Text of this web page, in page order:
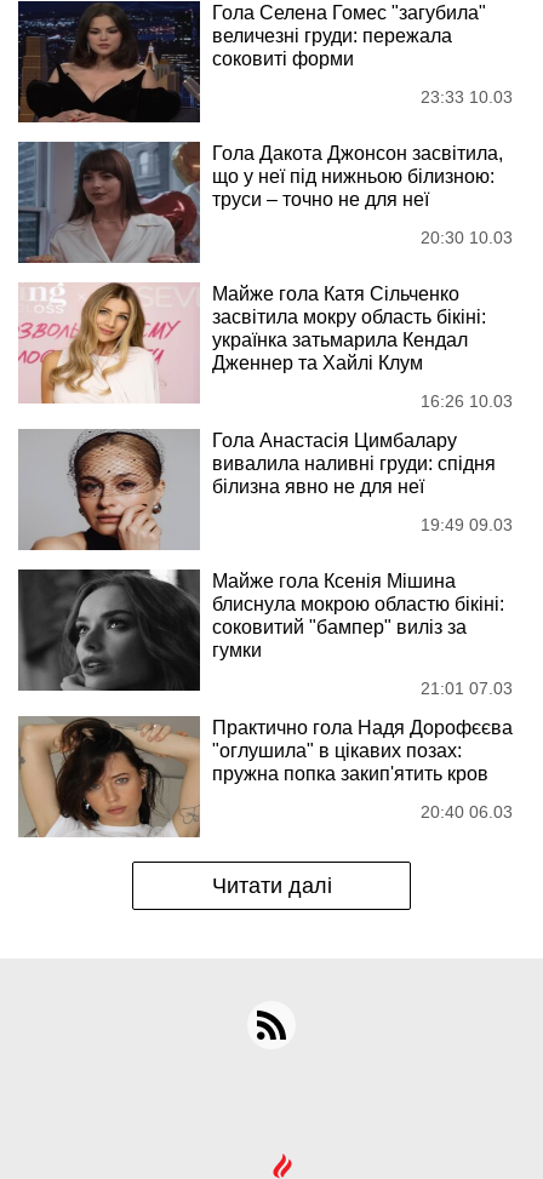
Гола Селена Гомес "загубила"
величезні груди: пережала
соковиті форми
23:33 10.03
Гола Дакота Джонсон засвітила,
що у неї під нижньою білизною:
труси – точно не для неї
20:30 10.03
Майже гола Катя Сільченко
засвітила мокру область бікіні:
українка затьмарила Кендал
Дженнер та Хайлі Клум
16:26 10.03
Гола Анастасія Цимбалару
вивалила наливні груди: спідня
білизна явно не для неї
19:49 09.03
Майже гола Ксенія Мішина
блиснула мокрою областю бікіні:
соковитий "бампер" виліз за
гумки
21:01 07.03
Практично гола Надя Дорофєєва
"оглушила" в цікавих позах:
пружна попка закип'ятить кров
20:40 06.03
Читати далі